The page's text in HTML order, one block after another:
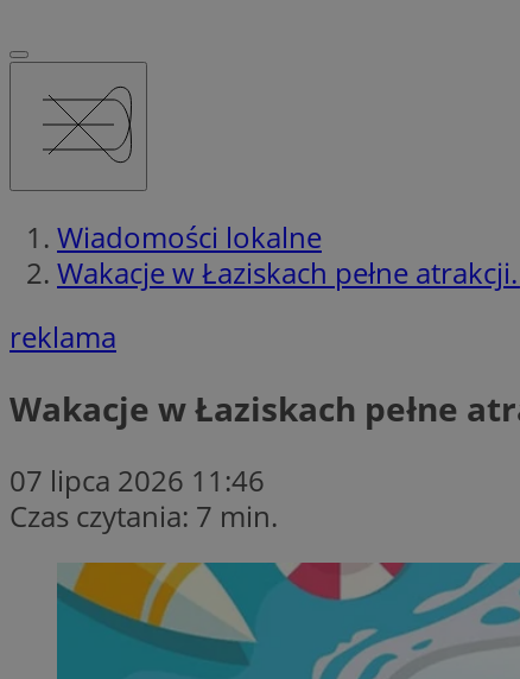
Wiadomości lokalne
Wakacje w Łaziskach pełne
reklama
Wakacje w Łaziskach pełne
07 lipca 2026 11:46
Czas czytania: 7 min.